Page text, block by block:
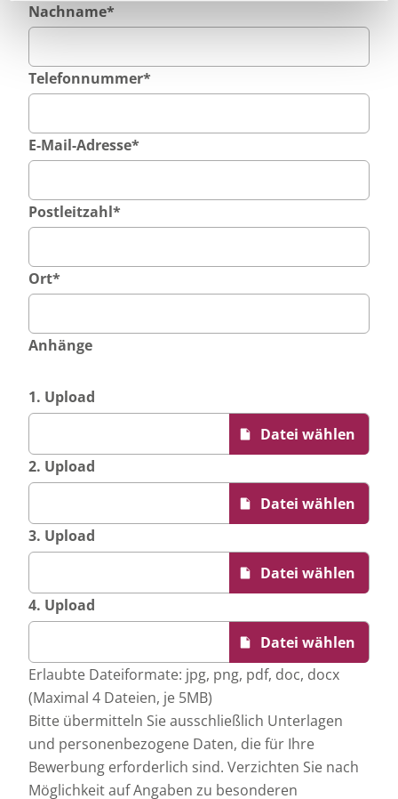
Nachname*
Telefonnummer*
E-Mail-Adresse*
Postleitzahl*
Ort*
Anhänge
1. Upload
2. Upload
3. Upload
4. Upload
Erlaubte Dateiformate: jpg, png, pdf, doc, docx
(Maximal 4 Dateien, je 5MB)
Bitte übermitteln Sie ausschließlich Unterlagen
und personenbezogene Daten, die für Ihre
Bewerbung erforderlich sind. Verzichten Sie nach
Möglichkeit auf Angaben zu besonderen